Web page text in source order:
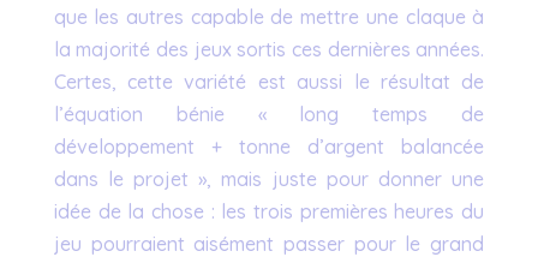
que les autres capable de mettre une claque à
la majorité des jeux sortis ces dernières années.
Certes, cette variété est aussi le résultat de
l’équation bénie « long temps de
développement + tonne d’argent balancée
dans le projet », mais juste pour donner une
idée de la chose : les trois premières heures du
jeu pourraient aisément passer pour le grand